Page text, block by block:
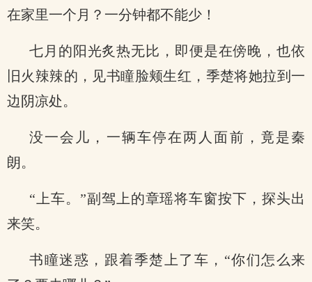
在家里一个月？一分钟都不能少！
七月的阳光炙热无比，即便是在傍晚，也依
旧火辣辣的，见书瞳脸颊生红，季楚将她拉到一
边阴凉处。
没一会儿，一辆车停在两人面前，竟是秦
朗。
“上车。”副驾上的章瑶将车窗按下，探头出
来笑。
书瞳迷惑，跟着季楚上了车，“你们怎么来